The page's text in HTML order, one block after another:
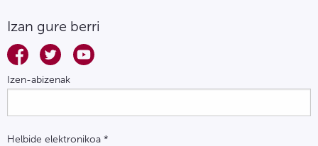
Izan gure berri
Izen-abizenak
Helbide elektronikoa *